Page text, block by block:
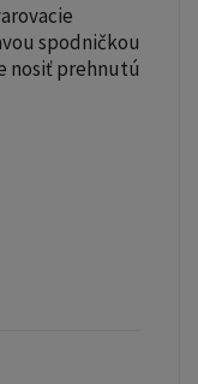
spodničkou
nosiť prehnutú